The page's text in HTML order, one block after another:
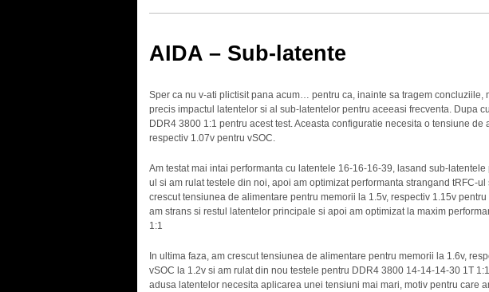
AIDA – Sub-latente
Sper ca nu v-ati plictisit pana acum… pentru ca, inainte sa tragem concluziile,
precis impactul latentelor si al sub-latentelor pentru aceeasi frecventa. Dupa
DDR4 3800 1:1 pentru acest test. Aceasta configuratie necesita o tensiune de
respectiv 1.07v pentru vSOC.
Am testat mai intai performanta cu latentele 16-16-16-39, lasand sub-latentele
ul si am rulat testele din noi, apoi am optimizat performanta strangand tRFC-
crescut tensiunea de alimentare pentru memorii la 1.5v, respectiv 1.15v
am strans si restul latentelor principale si apoi am optimizat la maxim
1:1
In ultima faza, am crescut tensiunea de alimentare pentru memorii la 1.6v,
vSOC la 1.2v si am rulat din nou testele pentru DDR4 3800 14-14-14-30 1T
adusa latentelor necesita aplicarea unei tensiuni mai mari, motiv pentru care